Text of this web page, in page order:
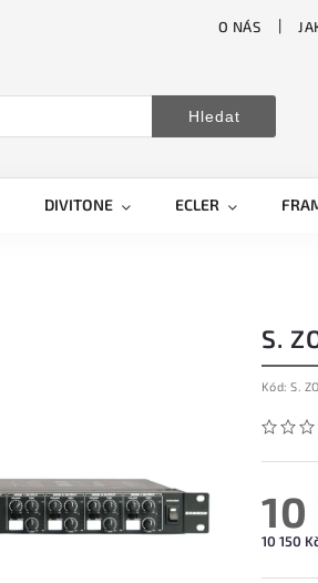
O NÁS
Hledat
DIVITONE ECLER
S.
Kód: S.
10
10 150